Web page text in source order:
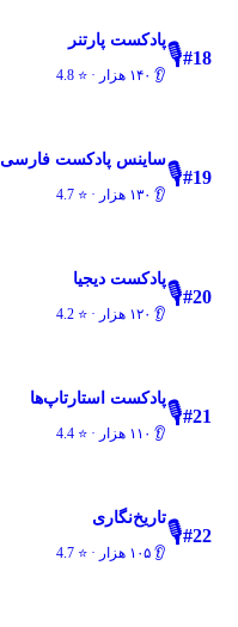
#18
🎙️پادکست پارتنر
👂 ۱۴۰ هزار · ⭐
4.8
#19
🎙️ساینس پادکست فارسی
👂 ۱۳۰ هزار · ⭐
4.7
#20
🎙️پادکست دیجیا
👂 ۱۲۰ هزار · ⭐
4.2
#21
🎙️پادکست استارتاپ‌ها
👂 ۱۱۰ هزار · ⭐
4.4
#22
🎙️تاریخ‌نگاری
👂 ۱۰۵ هزار · ⭐
4.7